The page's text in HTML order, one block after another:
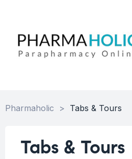
Pharmaholic > Tabs & Tours
Tabs & Tours